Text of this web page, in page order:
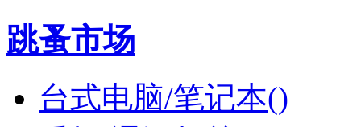
跳蚤市场
台式电脑/笔记本()